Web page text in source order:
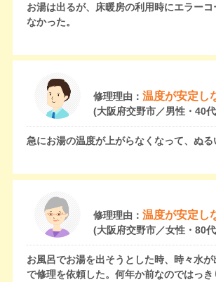
お湯は出るが、床暖房の利用時にエラーコ
なかった。
修理理由： 温度が安定し
(大阪府交野市／男性・40
急にお湯の温度が上がらなくなって、ぬる
修理理由： 温度が安定し
(大阪府交野市／女性・80
お風呂でお湯を出そうとした時、時々水
で修理を依頼した。何年か前なのではっ